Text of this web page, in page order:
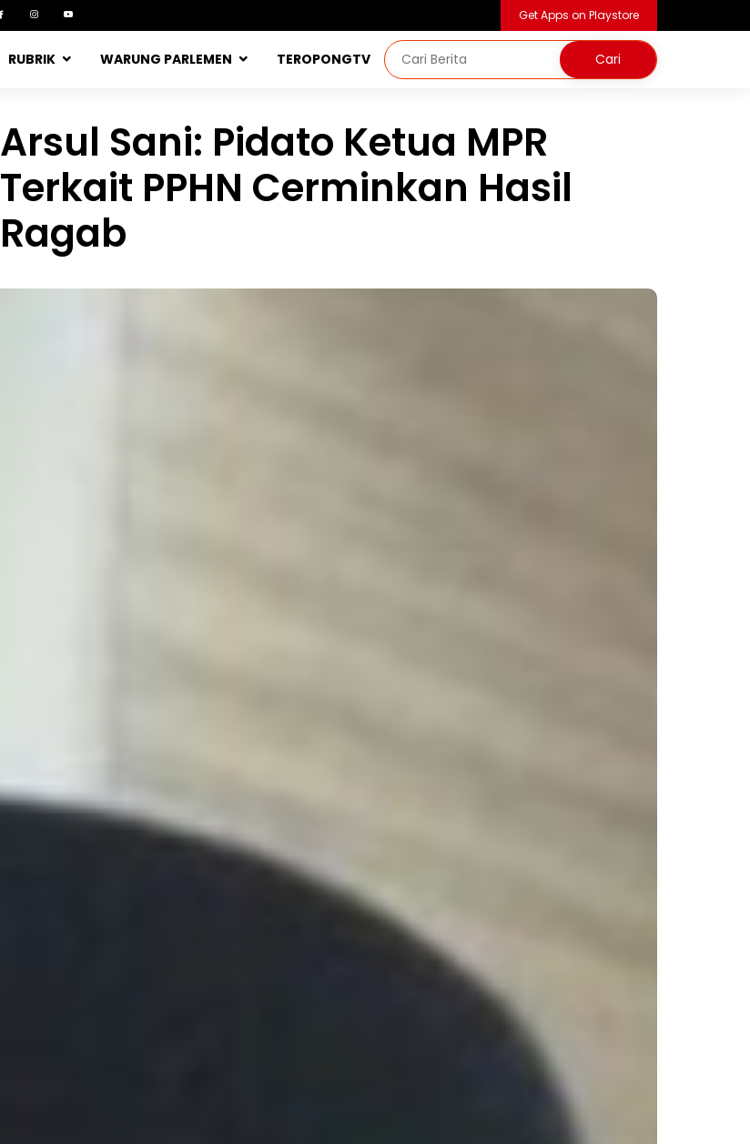
Get Apps on Playstore
RUBRIK WARUNG PARLEMEN TEROPONGTV
Arsul Sani: Pidato Ketua MPR
Terkait PPHN Cerminkan Hasil
Ragab